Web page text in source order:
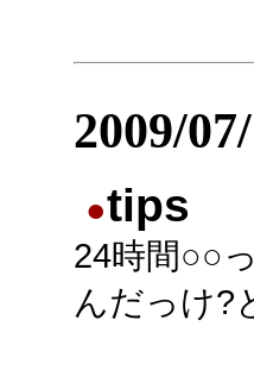
2009/
●tips
24時間○○
んだっけ?